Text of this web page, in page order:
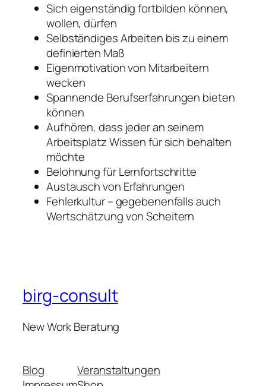
Sich eigenständig fortbilden können,
wollen, dürfen
Selbständiges Arbeiten bis zu einem
definierten Maß
Eigenmotivation von Mitarbeitern
wecken
Spannende Berufserfahrungen bieten
können
Aufhören, dass jeder an seinem
Arbeitsplatz Wissen für sich behalten
möchte
Belohnung für Lernfortschritte
Austausch von Erfahrungen
Fehlerkultur – gegebenenfalls auch
Wertschätzung von Scheitern
birg-consult
New Work Beratung
Blog
Veranstaltungen